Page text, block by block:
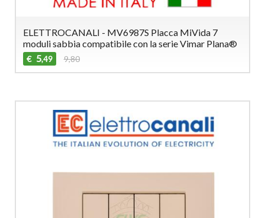
ELETTROCANALI - MV6987S Placca MiVida 7
moduli sabbia compatibile con la serie Vimar Plana®
€ 5,49 9,80